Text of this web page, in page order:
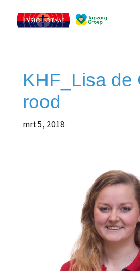
KHF_Lisa de
rood
mrt 5, 2018